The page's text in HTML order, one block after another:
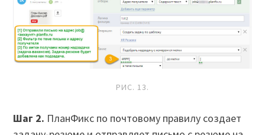
РИС. 13.
Шаг 2. ПланФикс по почтовому правилу создает